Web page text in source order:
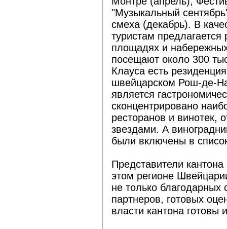
"Музыкальный
смеха (декабрь). В
туристам
площадях и
посещают около 300
Клауса есть
швейцарском Рош-де-
является
сконцентрировано
ресторанов и винотек,
звездами. А
были включены в
Представители
этом регионе
не только
партнеров, готовых
власти кантона готовы